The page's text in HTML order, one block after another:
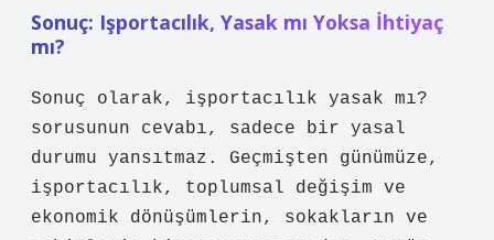
Sonuç: Işportacılık, Yasak mı Yoksa İhtiyaç
mı?
Sonuç olarak, işportacılık yasak mı?
sorusunun cevabı, sadece bir yasal
durumu yansıtmaz. Geçmişten günümüze,
işportacılık, toplumsal değişim ve
ekonomik dönüşümlerin, sokakların ve